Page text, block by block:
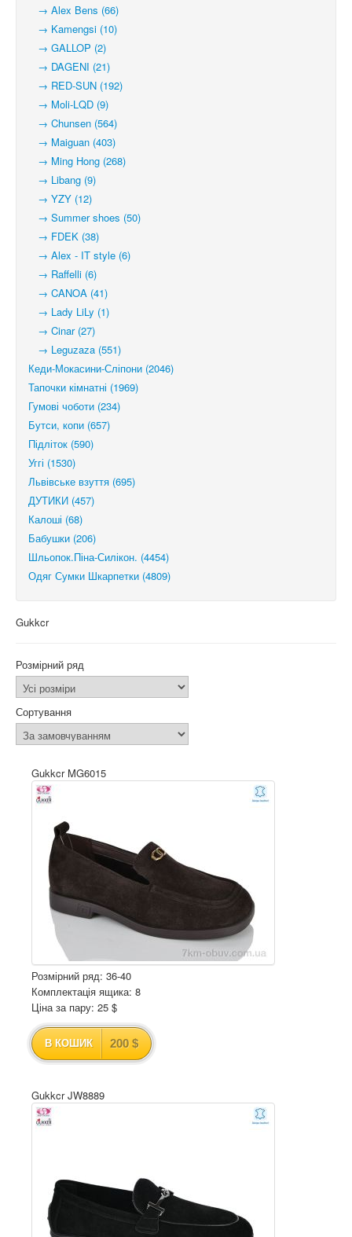
→ Alex Bens (66)
→ Kamengsi (10)
→ GALLOP (2)
→ DAGENI (21)
→ RED-SUN (192)
→ Moli-LQD (9)
→ Chunsen (564)
→ Maiguan (403)
→ Ming Hong (268)
→ Libang (9)
→ YZY (12)
→ Summer shoes (50)
→ FDEK (38)
→ Alex - IT style (6)
→ Raffelli (6)
→ CANOA (41)
→ Lady LiLy (1)
→ Cinar (27)
→ Leguzaza (551)
Кеди-Мокасини-Сліпони (2046)
Тапочки кімнатні (1969)
Гумові чоботи (234)
Бутси, копи (657)
Підліток (590)
Уггі (1530)
Львівське взуття (695)
ДУТИКИ (457)
Калоші (68)
Бабушки (206)
Шльопок.Піна-Силікон. (4454)
Одяг Сумки Шкарпетки (4809)
Gukkcr
Розмірний ряд
Сортування
Gukkcr MG6015
Розмірний ряд: 36-40
Комплектація ящика: 8
Ціна за пару: 25 $
В КОШИК 200 $
Gukkcr JW8889